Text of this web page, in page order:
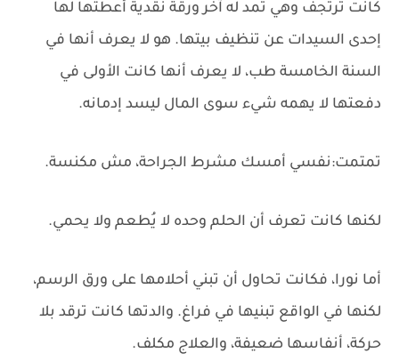
كانت ترتجف وهي تمد له آخر ورقة نقدية أعطتها لها
إحدى السيدات عن تنظيف بيتها. هو لا يعرف أنها في
السنة الخامسة طب، لا يعرف أنها كانت الأولى في
دفعتها لا يهمه شيء سوى المال ليسد إدمانه.
تمتمت:نفسي أمسك مشرط الجراحة، مش مكنسة.
لكنها كانت تعرف أن الحلم وحده لا يُطعم ولا يحمي.
أما نورا، فكانت تحاول أن تبني أحلامها على ورق الرسم،
لكنها في الواقع تبنيها في فراغ. والدتها كانت ترقد بلا
حركة، أنفاسها ضعيفة، والعلاج مكلف.